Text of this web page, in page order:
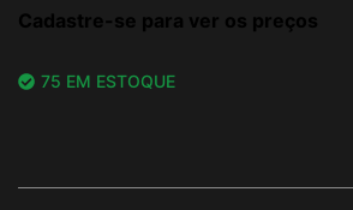
Cadastre-se para ver os preços
75 EM ESTOQUE